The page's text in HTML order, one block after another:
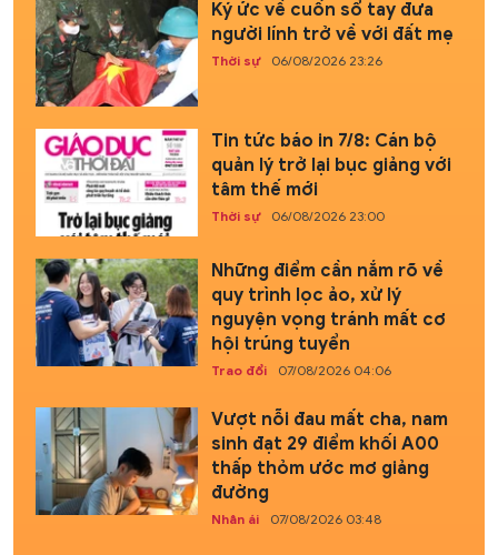
Ký ức về cuốn sổ tay đưa
người lính trở về với đất mẹ
Thời sự 06/08/2026 23:26
Tin tức báo in 7/8: Cán bộ
quản lý trở lại bục giảng với
tâm thế mới
Thời sự 06/08/2026 23:00
Những điểm cần nắm rõ về
quy trình lọc ảo, xử lý
nguyện vọng tránh mất cơ
hội trúng tuyển
Trao đổi 07/08/2026 04:06
Vượt nỗi đau mất cha, nam
sinh đạt 29 điểm khối A00
thấp thỏm ước mơ giảng
đường
Nhân ái 07/08/2026 03:48